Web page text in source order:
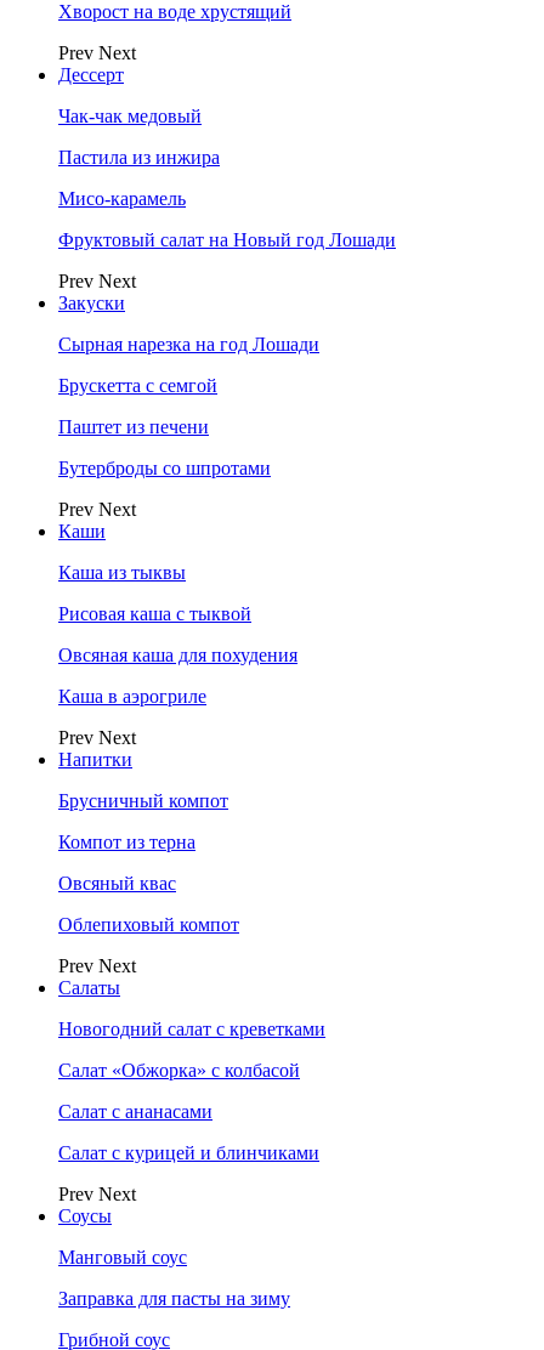
Хворост на воде хрустящий
Prev Next
Дессерт
Чак-чак медовый
Пастила из инжира
Мисо-карамель
Фруктовый салат на Новый год Лошади
Prev Next
Закуски
Сырная нарезка на год Лошади
Брускетта с семгой
Паштет из печени
Бутерброды со шпротами
Prev Next
Каши
Каша из тыквы
Рисовая каша с тыквой
Овсяная каша для похудения
Каша в аэрогриле
Prev Next
Напитки
Брусничный компот
Компот из терна
Овсяный квас
Облепиховый компот
Prev Next
Салаты
Новогодний салат с креветками
Салат «Обжорка» с колбасой
Салат с ананасами
Салат с курицей и блинчиками
Prev Next
Соусы
Манговый соус
Заправка для пасты на зиму
Грибной соус